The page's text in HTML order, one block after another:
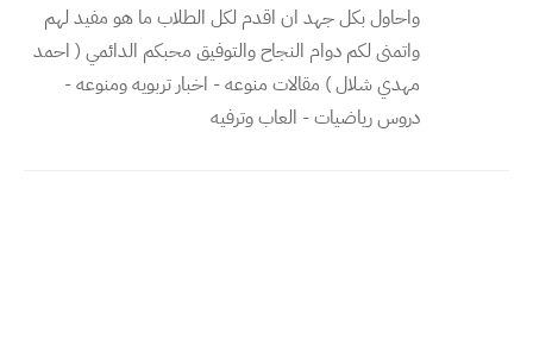
واحاول بكل جهد ان اقدم لكل الطلاب ما هو مفيد لهم
واتمنى لكم دوام النجاح والتوفيق محبكم الدائمي ( احمد
مهدي شلال ) مقالات منوعه - اخبار تربويه ومنوعه -
دروس رياضيات - العاب وترفيه